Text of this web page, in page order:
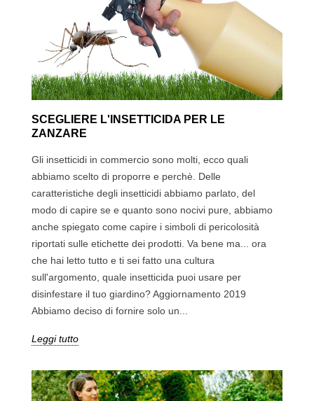
SCEGLIERE L'INSETTICIDA PER LE
ZANZARE
Gli insetticidi in commercio sono molti, ecco quali
abbiamo scelto di proporre e perchè. Delle
caratteristiche degli insetticidi abbiamo parlato, del
modo di capire se e quanto sono nocivi pure, abbiamo
anche spiegato come capire i simboli di pericolosità
riportati sulle etichette dei prodotti. Va bene ma... ora
che hai letto tutto e ti sei fatto una cultura
sull'argomento, quale insetticida puoi usare per
disinfestare il tuo giardino? Aggiornamento 2019
Abbiamo deciso di fornire solo un...
Leggi tutto